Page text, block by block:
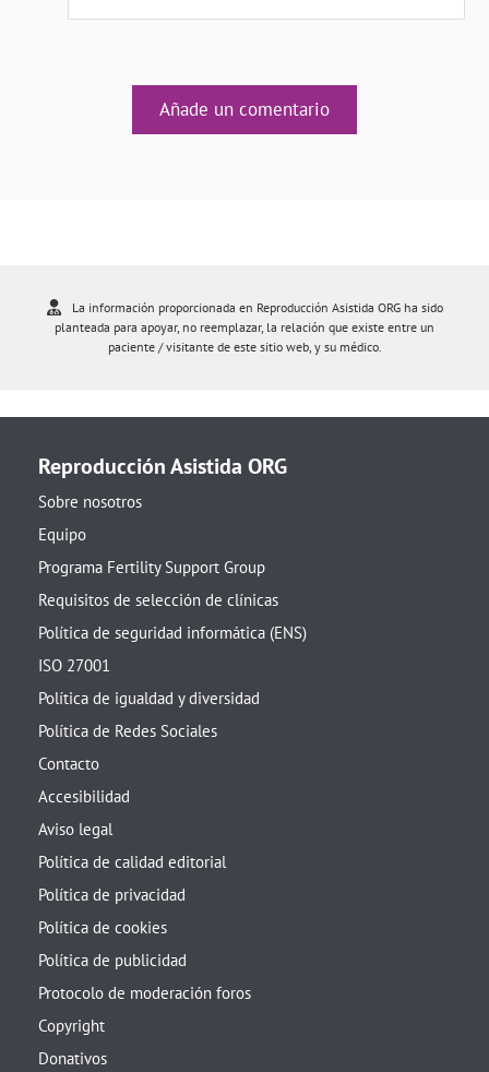
Añade un comentario
La información proporcionada en Reproducción Asistida ORG ha sido
planteada para apoyar, no reemplazar, la relación que existe entre un
paciente / visitante de este sitio web, y su médico.
Reproducción Asistida ORG
Sobre nosotros
Equipo
Programa Fertility Support Group
Requisitos de selección de clínicas
Política de seguridad informática (ENS)
ISO 27001
Política de igualdad y diversidad
Política de Redes Sociales
Contacto
Accesibilidad
Aviso legal
Política de calidad editorial
Política de privacidad
Política de cookies
Política de publicidad
Protocolo de moderación foros
Copyright
Donativos